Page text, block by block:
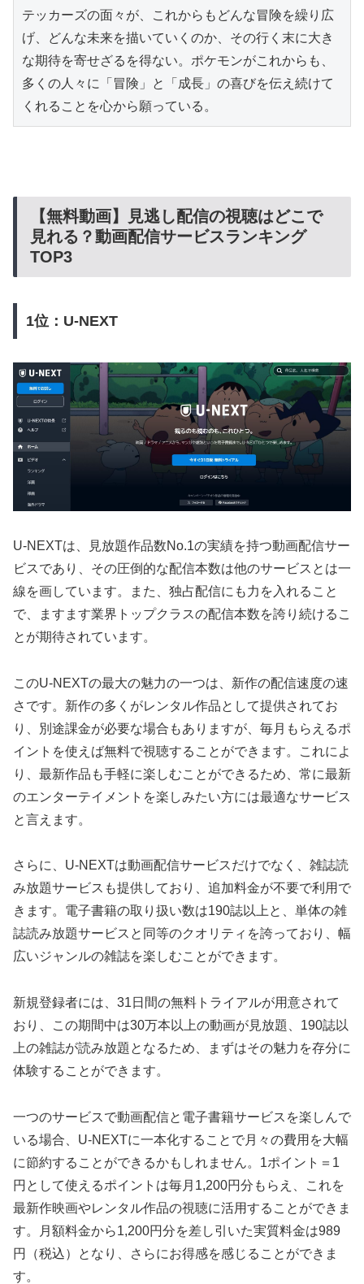
テッカーズの面々が、これからもどんな冒険を繰り広
げ、どんな未来を描いていくのか、その行く末に大き
な期待を寄せざるを得ない。ポケモンがこれからも、
多くの人々に「冒険」と「成長」の喜びを伝え続けて
くれることを心から願っている。
【無料動画】見逃し配信の視聴はどこで
見れる？動画配信サービスランキング
TOP3
1位：U-NEXT
U-NEXTは、見放題作品数No.1の実績を持つ動画配信サー
ビスであり、その圧倒的な配信本数は他のサービスとは一
線を画しています。また、独占配信にも力を入れること
で、ますます業界トップクラスの配信本数を誇り続けるこ
とが期待されています。
このU-NEXTの最大の魅力の一つは、新作の配信速度の速
さです。新作の多くがレンタル作品として提供されてお
り、別途課金が必要な場合もありますが、毎月もらえるポ
イントを使えば無料で視聴することができます。これによ
り、最新作品も手軽に楽しむことができるため、常に最新
のエンターテイメントを楽しみたい方には最適なサービス
と言えます。
さらに、U-NEXTは動画配信サービスだけでなく、雑誌読
み放題サービスも提供しており、追加料金が不要で利用で
きます。電子書籍の取り扱い数は190誌以上と、単体の雑
誌読み放題サービスと同等のクオリティを誇っており、幅
広いジャンルの雑誌を楽しむことができます。
新規登録者には、31日間の無料トライアルが用意されて
おり、この期間中は30万本以上の動画が見放題、190誌以
上の雑誌が読み放題となるため、まずはその魅力を存分に
体験することができます。
一つのサービスで動画配信と電子書籍サービスを楽しんで
いる場合、U-NEXTに一本化することで月々の費用を大幅
に節約することができるかもしれません。1ポイント＝1
円として使えるポイントは毎月1,200円分もらえ、これを
最新作映画やレンタル作品の視聴に活用することができま
す。月額料金から1,200円分を差し引いた実質料金は989
円（税込）となり、さらにお得感を感じることができま
す。